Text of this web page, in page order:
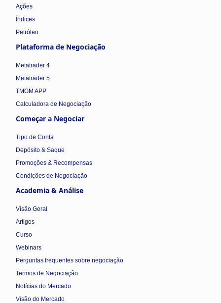
Ações
Índices
Petróleo
Plataforma de Negociação
Metatrader 4
Metatrader 5
TMGM APP
Calculadora de Negociação
Começar a Negociar
Tipo de Conta
Depósito & Saque
Promoções & Recompensas
Condições de Negociação
Academia & Análise
Visão Geral
Artigos
Curso
Webinars
Perguntas frequentes sobre negociação
Termos de Negociação
Notícias do Mercado
Visão do Mercado